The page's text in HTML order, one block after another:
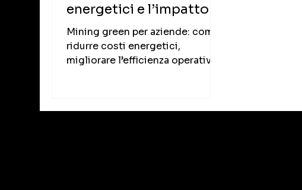
energetici e l’impatto
ambientale
Mining green per aziende: come
ridurre costi energetici,
migliorare l’efficienza operativa